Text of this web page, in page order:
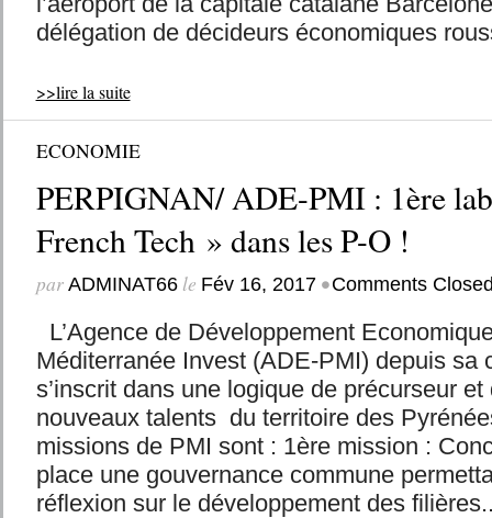
délégation de décideurs économiques
>>lire la suite
ECONOMIE
PERPIGNAN/ ADE-PMI : 1ère
French Tech » dans les P-O !
par ADMINAT66le Fév 16, 2017 •Comments
L’Agence de Développement
Méditerranée Invest (ADE-PMI) depuis sa
s’inscrit dans une logique de précurseur
nouveaux talents du territoire des
missions de PMI sont : 1ère mission :
place une gouvernance commune
réflexion sur le développement des